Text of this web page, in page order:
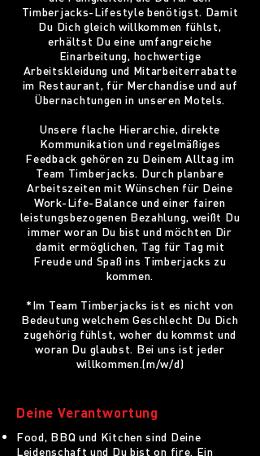
Timberjacks-Lifestyle benötigst. Damit
Du Dich gleich willkommen fühlst,
erhältst Du eine umfangreiche
Einarbeitung, hochwertige
Arbeitskleidung und Mitarbeiterrabatte
im Restaurant, für Merchandise und auf
Übernachtungen in unseren Motels.
Unsere flache Hierarchie, direkte
Kommunikation und regelmäßiges
Feedback gehören zu Deinem Alltag im
Team Timberjacks. Durch planbare
Arbeitszeiten mit Wünschen für Deine
Work-Life-Balance und einer fairen
leistungsbezogenen Bezahlung, weißt Du
immer woran Du bist und möchten Dir
damit ermöglichen, Tag für Tag mit
Freude und Spaß ins Timberjacks zu
kommen.
*Im Team Timberjacks ist es nicht von
Bedeutung welchem Geschlecht Du Dich
zugehörig fühlst, woher du kommst und
woran Du glaubst. Bei uns ist jeder
willkommen.(m/w/d)
Deine Verantwortung
Food, BBQ und Kitchen sind Deine
Leidenschaft und Du bist on fire. Ein